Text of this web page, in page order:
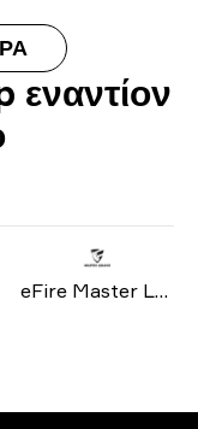
eFire Master League: North America season 2 2020